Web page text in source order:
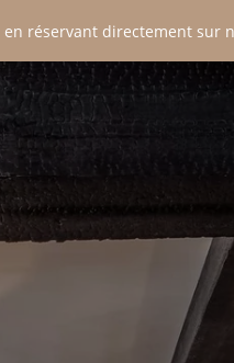
réservant directement sur